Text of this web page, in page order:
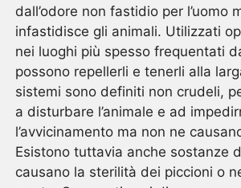
dall’odore non fastidio per l’uomo
infastidisce gli animali. Utilizzati
nei luoghi più spesso frequentati
possono repellerli e tenerli alla
sistemi sono definiti non crudeli,
a disturbare l’animale e ad
l’avvicinamento ma non ne
Esistono tuttavia anche sostanze
causano la sterilità dei piccioni o